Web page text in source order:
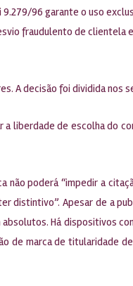
96 garante o uso
fraudulento de clientela
A decisão foi dividida nos
liberdade de escolha do
poderá “impedir a
distintivo”. Apesar de a
Há dispositivos
de marca de titularidade